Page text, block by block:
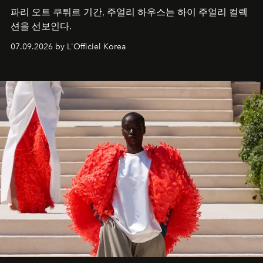
파리 오트 쿠튀르 기간, 주얼리 하우스는 하이 주얼리 컬렉
션을 선보인다.
07.09.2026 by L'Officiel Korea